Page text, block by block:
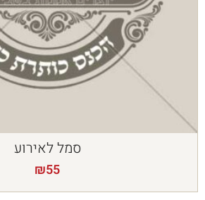
סמל לאירוע
₪55